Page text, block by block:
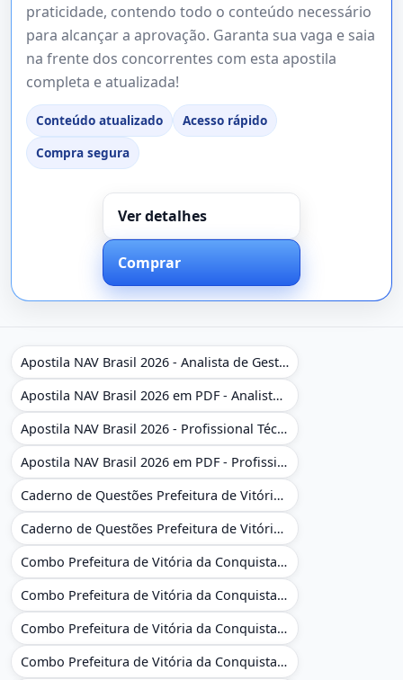
praticidade, contendo todo o conteúdo necessário
para alcançar a aprovação. Garanta sua vaga e saia
na frente dos concorrentes com esta apostila
completa e atualizada!
Conteúdo atualizado
Acesso rápido
Compra segura
Ver detalhes
Comprar
Apostila NAV Brasil 2026 - Analista de Gestão
Apostila NAV Brasil 2026 em PDF - Analista de Gestão
Apostila NAV Brasil 2026 - Profissional Técnico de Navegação Aérea - Operador de Torre de Controle
Apostila NAV Brasil 2026 em PDF - Profissional Técnico de Navegação Aérea - Operador de Torre de Controle
Caderno de Questões Prefeitura de Vitória da Conquista - BA - Conhecimentos Gerais - 450 Questões Gabaritadas
Caderno de Questões Prefeitura de Vitória da Conquista em PDF - BA - Conhecimentos Gerais - 450 Questões Gabaritadas
Combo Prefeitura de Vitória da Conquista - BA 2026 - Monitor Escolar (Educação Infantil e Cobertura das AC'S)
Combo Prefeitura de Vitória da Conquista - BA 2026 - Monitor Escolar (Educação Infantil e Cobertura das AC'S)
Combo Prefeitura de Vitória da Conquista - BA 2026 - Monitor Escolar (Suporte às Crianças com Deficiência)
Combo Prefeitura de Vitória da Conquista - BA 2026 - Monitor Escolar (Suporte às Crianças com Deficiência)